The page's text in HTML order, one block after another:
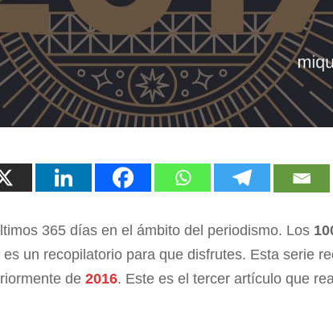
365 días en el ámbito del periodismo. Los
es un recopilatorio para que disfrutes. Esta serie
de2016. Este es el tercer artículo que